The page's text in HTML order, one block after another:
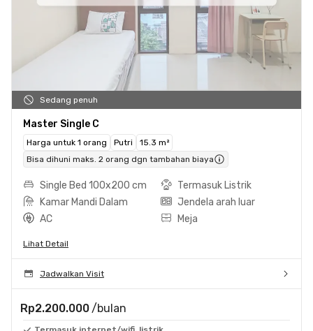
Sedang penuh
Master Single C
Harga untuk 1 orang Putri
15.3 m²
Bisa dihuni maks. 2 orang dgn tambahan biaya
Single Bed 100x200 cm
Termasuk Listrik
Kamar Mandi Dalam
Jendela arah luar
AC
Meja
Lihat Detail
Jadwalkan Visit
Rp2.200.000 /bulan